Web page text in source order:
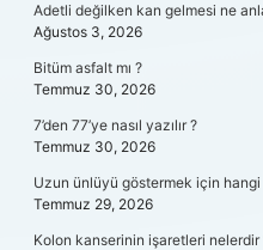
Adetli değilken kan gelmesi ne
Ağustos 3, 2026
Bitüm asfalt mı ?
Temmuz 30, 2026
7’den 77’ye nasıl yazılır ?
Temmuz 30, 2026
Uzun ünlüyü göstermek için hangi
Temmuz 29, 2026
Kolon kanserinin işaretleri nelerdir